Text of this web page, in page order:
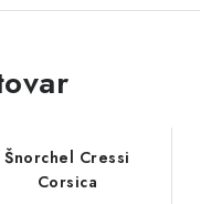
Šnorchel Cressi
Corsica